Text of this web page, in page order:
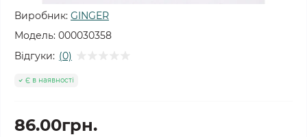
Виробник: GINGER
Модель: 000030358
Відгуки: (0)
Є в наявності
86.00грн.